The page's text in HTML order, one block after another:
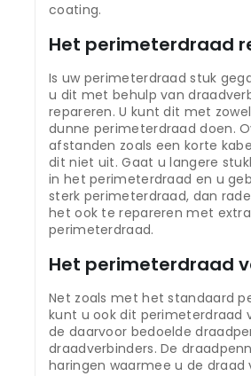
coating.
Het perimeterdraad
Is uw perimeterdraad stuk
u dit met behulp van
repareren. U kunt dit met
dunne perimeterdraad doen.
afstanden zoals een korte
dit niet uit. Gaat u langere
in het perimeterdraad en u
sterk perimeterdraad, dan
het ook te repareren met
perimeterdraad.
Het perimeterdraad
Net zoals met het standaard
kunt u ook dit perimeterdraad
de daarvoor bedoelde
draadverbinders. De
haringen waarmee u de draad